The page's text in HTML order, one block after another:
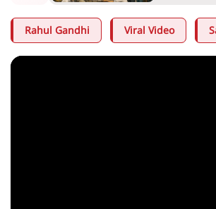
Rahul Gandhi Viral Video